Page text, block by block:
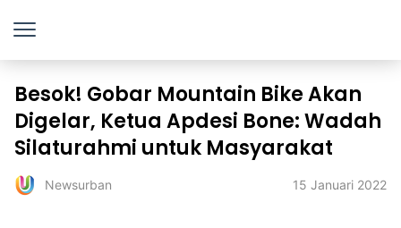
Besok! Gobar Mountain Bike Akan
Digelar, Ketua Apdesi Bone: Wadah
Silaturahmi untuk Masyarakat
Newsurban 15 Januari 2022